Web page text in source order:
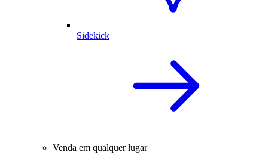
Sidekick
Venda em qualquer lugar